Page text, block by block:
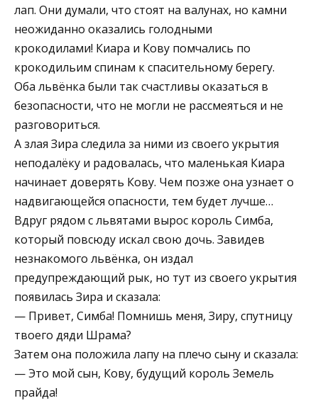
лап. Они думали, что стоят на валунах, но камни
неожиданно оказались голодными
крокодилами! Киара и Кову помчались по
крокодильим спинам к спасительному берегу.
Оба львёнка были так счастливы оказаться в
безопасности, что не могли не рассмеяться и не
разговориться.
А злая Зира следила за ними из своего укрытия
неподалёку и радовалась, что маленькая Киара
начинает доверять Кову. Чем позже она узнает о
надвигающейся опасности, тем будет лучше…
Вдруг рядом с львятами вырос король Симба,
который повсюду искал свою дочь. Завидев
незнакомого львёнка, он издал
предупреждающий рык, но тут из своего укрытия
появилась Зира и сказала:
— Привет, Симба! Помнишь меня, Зиру, спутницу
твоего дяди Шрама?
Затем она положила лапу на плечо сыну и сказала:
— Это мой сын, Кову, будущий король Земель
прайда!